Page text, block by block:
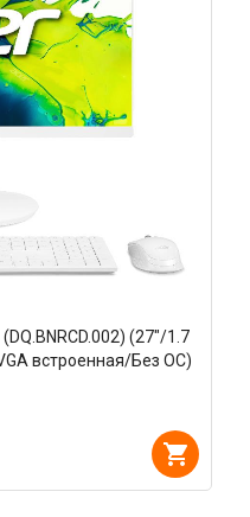
(27"/1.7
встроенная/Без ОС)